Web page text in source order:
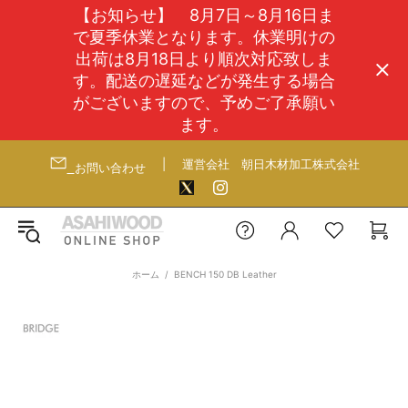
【お知らせ】 8月7日～8月16日ま
で夏季休業となります。休業明けの
出荷は8月18日より順次対応致しま
す。配送の遅延などが発生する場合
がございますので、予めご了承願い
ます。
お問い合わせ 運営会社 朝日木材加工株式会社
ホーム BENCH 150 DB Leather